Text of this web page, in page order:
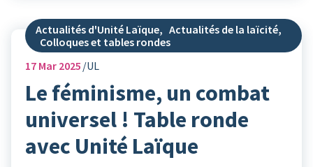
Actualités d'Unité Laïque, Actualités de la laïcité,
Colloques et tables rondes
17 Mar 2025 UL
Le féminisme, un combat
universel ! Table ronde
avec Unité Laïque